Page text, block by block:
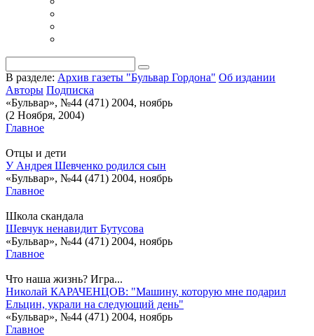
В разделе: Архив газеты "Бульвар Гордона" Об издании
Авторы Подписка
«Бульвар», №44 (471) 2004, ноябрь
(2 Ноября, 2004)
Главное
Отцы и дети
У Андрея Шевченко родился сын
«Бульвар», №44 (471) 2004, ноябрь
Главное
Школа скандала
Шевчук ненавидит Бутусова
«Бульвар», №44 (471) 2004, ноябрь
Главное
Что наша жизнь? Игра...
Николай КАРАЧЕНЦОВ: "Машину, которую мне подарил
Ельцин, украли на следующий день"
«Бульвар», №44 (471) 2004, ноябрь
Главное